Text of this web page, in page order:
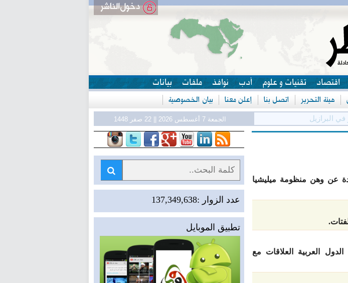
اقتصاد تقنيات و علوم أدب نوافذ ملفات بيانات
هيئة التحرير اتصل بنا إعلن معنا بيان الخصوصية
البرازيل الجمعة 7 أغسطس 2026 || 22 صفر 1448
عن وهن منظومة ميليشيا
العربية العلاقات مع
عدد الزوار :137,349,638
تطبيق الموبايل